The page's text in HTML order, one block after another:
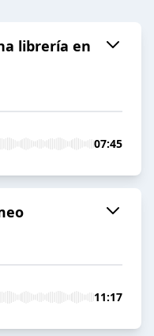
librería en
07:45
11:17